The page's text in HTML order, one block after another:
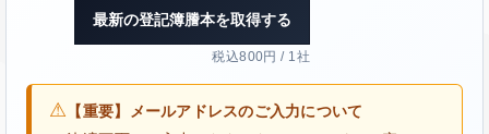
最新の登記簿謄本を取得する
税込800円 / 1社
⚠ 【重要】メールアドレスのご入力について